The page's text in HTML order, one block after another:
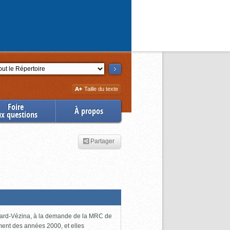
Augmenter
la
Taille du texte
Foire
questions À propos
Partager
Vézina, à la demande de la MRC de
des années 2000, et elles